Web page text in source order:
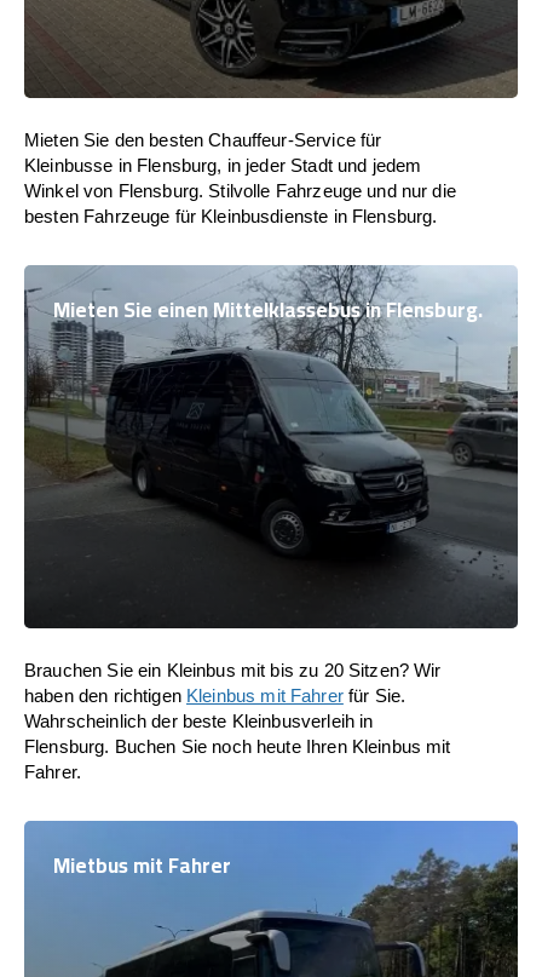
Mieten Sie den besten Chauffeur-Service für
Kleinbusse in Flensburg, in jeder Stadt und jedem
Winkel von Flensburg. Stilvolle Fahrzeuge und nur die
besten Fahrzeuge für Kleinbusdienste in Flensburg.
Mieten Sie einen Mittelklassebus in Flensburg.
Brauchen Sie ein Kleinbus mit bis zu 20 Sitzen? Wir
haben den richtigen Kleinbus mit Fahrerfür Sie.
Wahrscheinlich der beste Kleinbusverleih in
Flensburg. Buchen Sie noch heute Ihren Kleinbus mit
Fahrer.
Mietbus mit Fahrer